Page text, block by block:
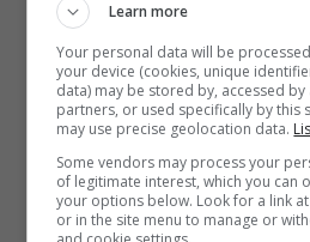
Learn more
Your personal data will be
your device (cookies, unique
data) may be stored by, accessed
partners, or used specifically by this
may use precise geolocation data.
Some vendors may process your
of legitimate interest, which you can
your options below. Look for a link
or in the site menu to manage or